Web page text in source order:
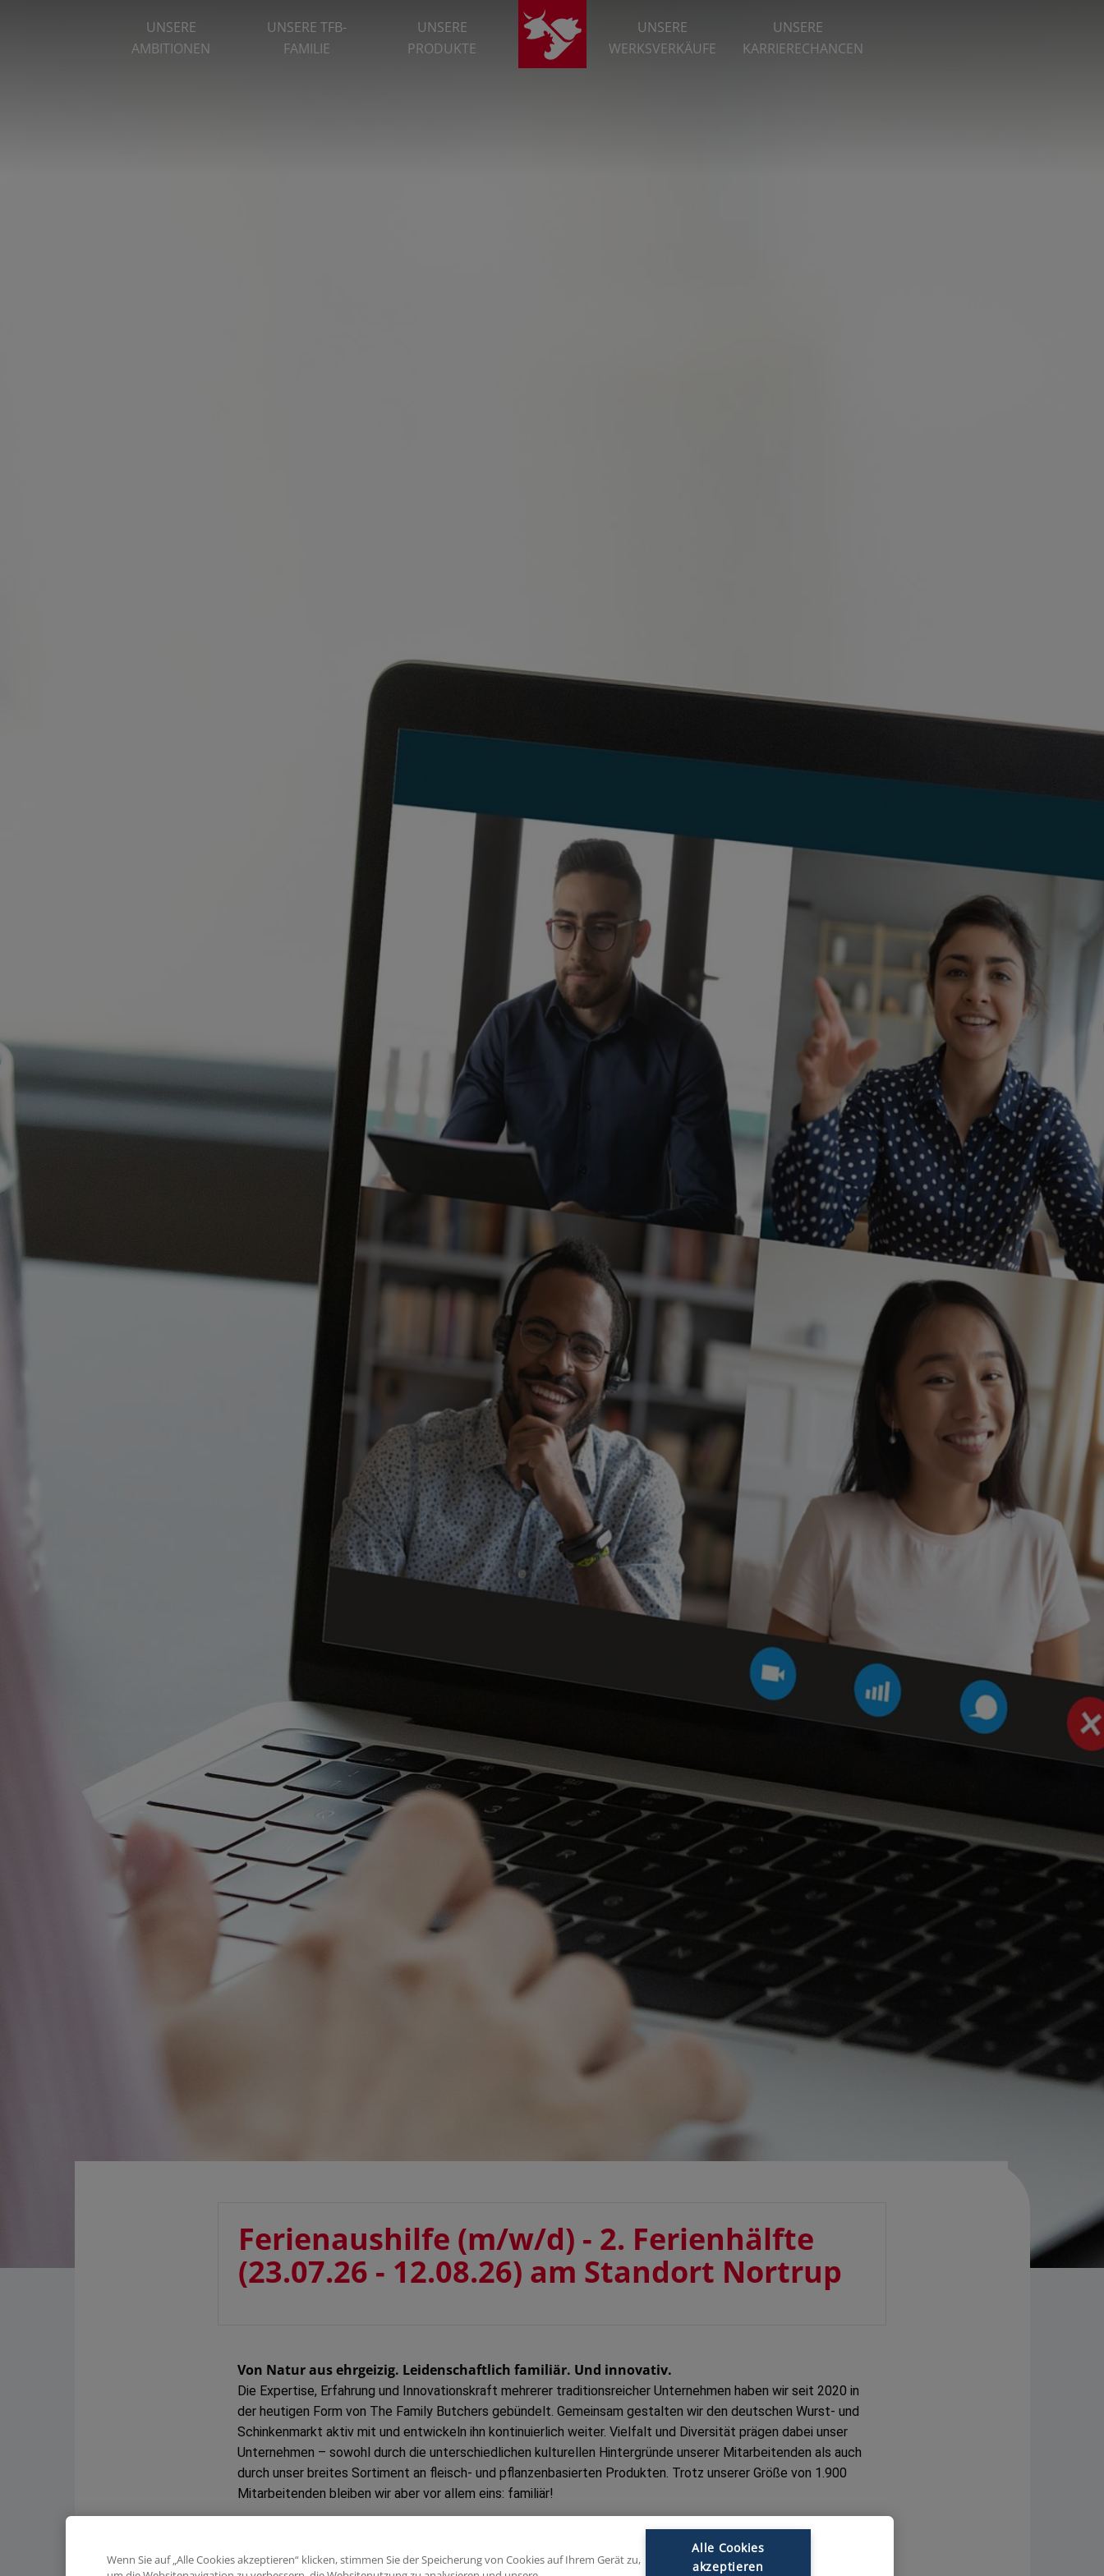
UNSERE
AMBITIONEN
UNSERE TFB-
FAMILIE
UNSERE
PRODUKTE
UNSERE
WERKSVERKÄUFE
UNSERE
KARRIERECHANCEN
Ferienaushilfe (m/w/d) - 2. Ferienhälfte
(23.07.26 - 12.08.26) am Standort Nortrup
Von Natur aus ehrgeizig. Leidenschaftlich familiär. Und innovativ.
Die Expertise, Erfahrung und Innovationskraft mehrerer traditionsreicher Unternehmen haben wir seit 2020 in
der heutigen Form von The Family Butchers gebündelt. Gemeinsam gestalten wir den deutschen Wurst- und
Schinkenmarkt aktiv mit und entwickeln ihn kontinuierlich weiter. Vielfalt und Diversität prägen dabei unser
Unternehmen – sowohl durch die unterschiedlichen kulturellen Hintergründe unserer Mitarbeitenden als auch
durch unser breites Sortiment an fleisch- und pflanzenbasierten Produkten. Trotz unserer Größe von 1.900
Mitarbeitenden bleiben wir aber vor allem eins: familiär!
Den ersten Schritt wagen. Sich neuen Herausforderungen stellen. Ideen zum Fliegen bringen.
Gemeinsam mit Dir wollen wir der leistungsfähigste Anbieter von Wurst- und Schinkenerzeugnissen werden.
Wenn Sie auf „Alle Cookies akzeptieren“ klicken, stimmen Sie der Speicherung von Cookies auf Ihrem Gerät zu,
Alle Cookies
akzeptieren